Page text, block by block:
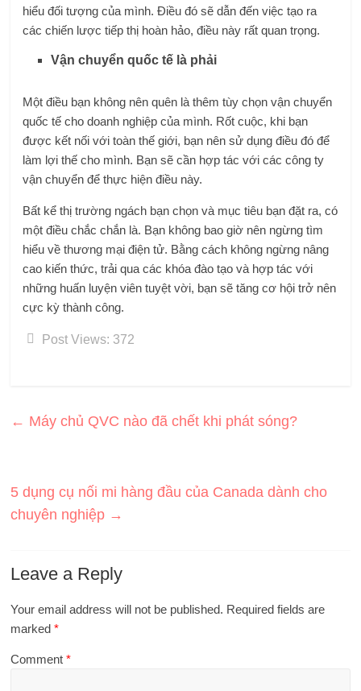
hiểu đối tượng của mình. Điều đó sẽ dẫn đến việc tạo ra
các chiến lược tiếp thị hoàn hảo, điều này rất quan trọng.
Vận chuyển quốc tế là phải
Một điều bạn không nên quên là thêm tùy chọn vận chuyển
quốc tế cho doanh nghiệp của mình. Rốt cuộc, khi bạn
được kết nối với toàn thế giới, bạn nên sử dụng điều đó để
làm lợi thế cho mình. Bạn sẽ cần hợp tác với các công ty
vận chuyển để thực hiện điều này.
Bất kể thị trường ngách bạn chọn và mục tiêu bạn đặt ra, có
một điều chắc chắn là. Bạn không bao giờ nên ngừng tìm
hiểu về thương mại điện tử. Bằng cách không ngừng nâng
cao kiến ​​thức, trải qua các khóa đào tạo và hợp tác với
những huấn luyện viên tuyệt vời, bạn sẽ tăng cơ hội trở nên
cực kỳ thành công.
Post Views: 372
← Máy chủ QVC nào đã chết khi phát sóng?
5 dụng cụ nối mi hàng đầu của Canada dành cho
chuyên nghiệp →
Leave a Reply
Your email address will not be published. Required fields are
marked*
Comment*